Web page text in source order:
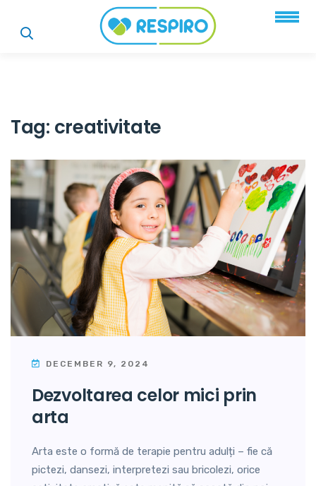
Tag: creativitate
DECEMBER 9, 2024
dezvoltarea celor mici prin
arta
Arta este o formă de terapie pentru adulți – fie că
pictezi, dansezi, interpretezi sau bricolezi, orice